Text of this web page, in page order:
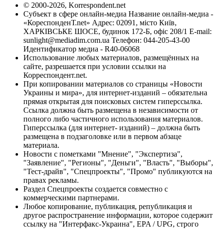
© 2000-2026, Korrespondent.net
Субъект в сфере онлайн-медиа Название онлайн-медиа -
«КореспонденТ.net» Адрес: 02091, місто Київ,
ХАРКІВСЬКЕ ШОСЕ, будинок 172-Б, офіс 208/1 E-mail:
sunlight@mediadim.com.ua Телефон: 044-205-43-00
Идентификатор медиа - R40-06068
Использование любых материалов, размещённых на
сайте, разрешается при условии ссылки на
Корреспондент.net.
При копировании материалов со страницы «Новости
Украины и мира», для интернет-изданий – обязательна
прямая открытая для поисковых систем гиперссылка.
Ссылка должна быть размещена в независимости от
полного либо частичного использования материалов.
Гиперссылка (для интернет- изданий) – должна быть
размещена в подзаголовке или в первом абзаце
материала.
Новости с пометками "Мнение", "Экспертиза",
"Заявление", "Регионы", "Деньги", "Власть", "Выборы",
"Тест-драйв", "Спецпроекты", "Промо" публикуются на
правах рекламы.
Раздел Спецпроекты создается совместно с
коммерческими партнерами.
Любое копирование, публикация, републикация и
другое распространение информации, которое содержит
ссылку на "Интерфакс-Украина", EPA / UPG, строго